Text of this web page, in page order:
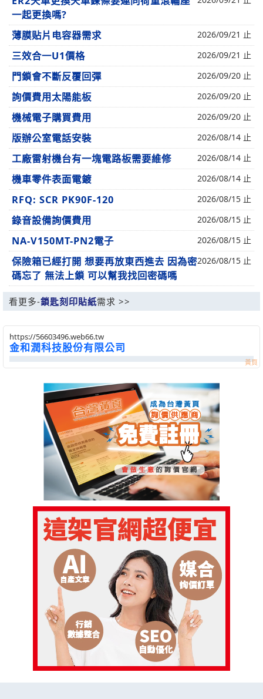
一起更換嗎?
薄膜贴片电容器需求 2026/09/21 止
三效合一U1價格 2026/09/21 止
門鎖會不斷反覆回彈 2026/09/20 止
詢價費用太陽能板 2026/09/20 止
機械電子購買費用 2026/09/20 止
版辦公室電話安裝 2026/08/14 止
工廠雷射機台有一塊電路板需要維修 2026/08/14 止
機車零件表面電鍍 2026/08/14 止
RFQ: SCR PK90F-120 2026/08/15 止
錄音設備詢價費用 2026/08/15 止
NA-V150MT-PN2電子 2026/08/15 止
保險箱已經打開 想要再放東西進去 因為密
碼忘了 無法上鎖 可以幫我找回密碼嗎
2026/08/15 止
看更多-鎖匙刻印貼紙需求 >>
https://56603496.web66.tw
金和潤科技股份有限公司